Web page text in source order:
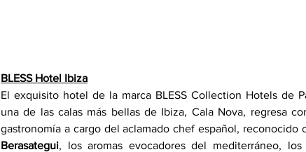
BLESS Hotel Ibiza
El exquisito hotel de la marca BLESS Collection Hotels de
una de las calas más bellas de Ibiza, Cala Nova, regresa
gastronomía a cargo del aclamado chef español, reconocido
Berasategui, los aromas evocadores del mediterráneo,